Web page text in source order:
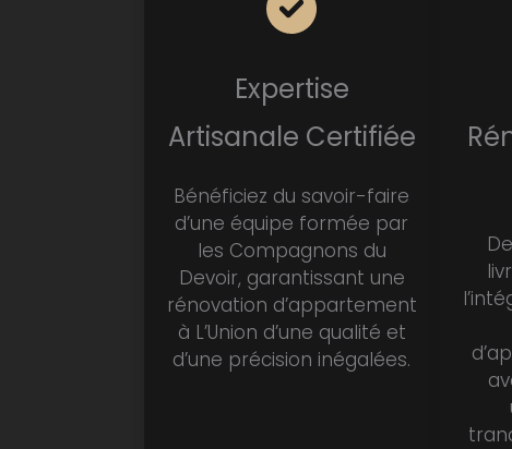
Expertise
Artisanale Certifiée
Bénéficiez du savoir-faire
d’une équipe formée par
les Compagnons du
Devoir, garantissant une
rénovation d’appartement
à L’Union d’une qualité et
d’une précision inégalées.